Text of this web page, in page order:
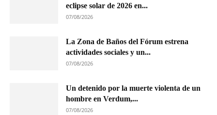
eclipse solar de 2026 en...
07/08/2026
La Zona de Baños del Fórum estrena
actividades sociales y un...
07/08/2026
Un detenido por la muerte violenta de un
hombre en Verdum,...
07/08/2026